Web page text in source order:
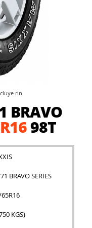
BRAVO
98T
BRAVO SERIES
KGS)
rin.